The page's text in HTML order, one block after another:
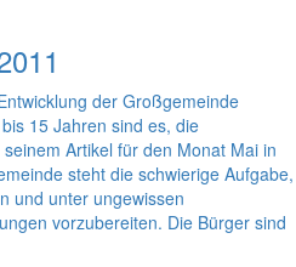
der Großgemeinde
15 Jahren sind es, die
Artikel für den Monat Mai in
steht die schwierige Aufgabe,
und unter ungewissen
vorzubereiten. Die Bürger sind